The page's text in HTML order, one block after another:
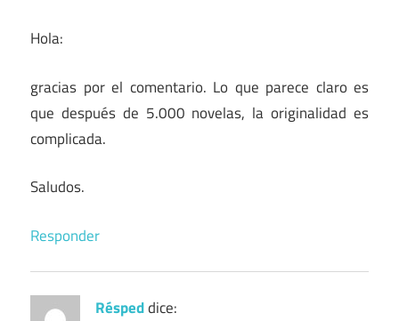
Hola:
gracias por el comentario. Lo que parece claro es
que después de 5.000 novelas, la originalidad es
complicada.
Saludos.
Responder
Réspeddice: